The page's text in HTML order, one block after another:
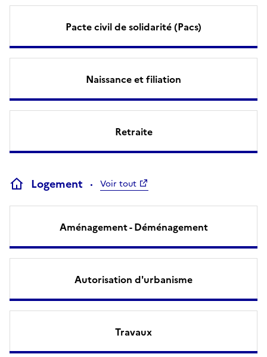
Pacte civil de solidarité (Pacs)
Naissance et filiation
Retraite
Logement Voir tout
Aménagement - Déménagement
Autorisation d'urbanisme
Travaux